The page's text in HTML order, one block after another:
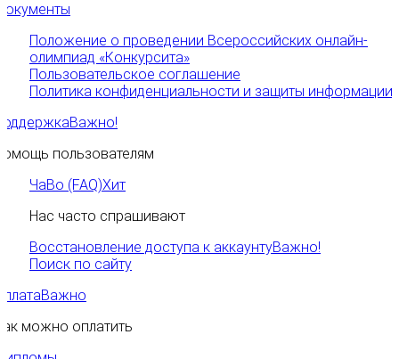
Положение о проведении Всероссийских онлайн-
олимпиад «Конкурсита»
Пользовательское соглашение
Политика конфиденциальности и защиты информации
Важно!
пользователям
ЧаВо (FAQ)Хит
Нас часто спрашивают
Восстановление доступа к аккаунтуВажно!
Поиск по сайту
Важно
можно оплатить